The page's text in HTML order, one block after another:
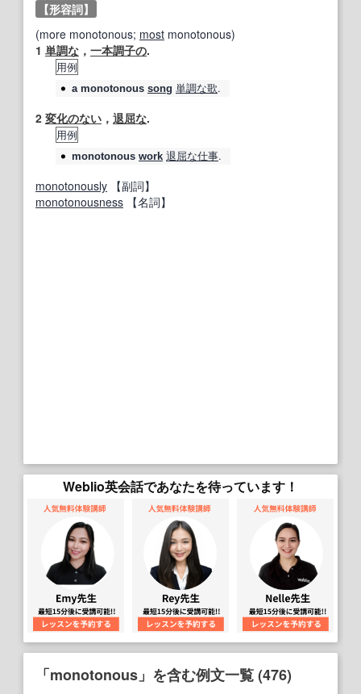
【形容詞】
(more monotonous; most monotonous)
1 単調な ， 一本調子の.
用例
a monotonous song 単調な歌.
2 変化のない ， 退屈な.
用例
monotonous work 退屈な仕事.
monotonously 【副詞】
monotonousness 【名詞】
Weblio英会話であなたを待っています！
「monotonous」を含む例文一覧 (476)